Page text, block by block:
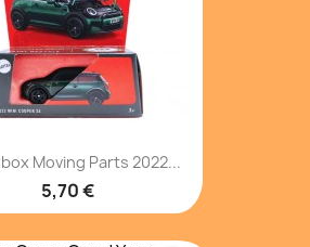
Moving Parts 2022...
5,70 €